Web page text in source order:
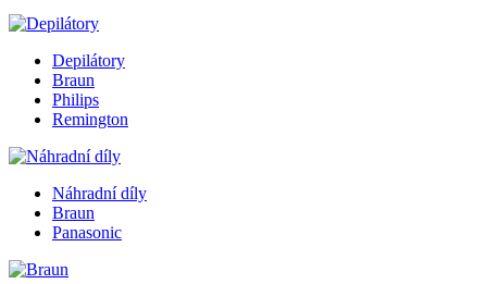
Depilátory
Braun
Philips
Remington
Náhradní díly
Braun
Panasonic